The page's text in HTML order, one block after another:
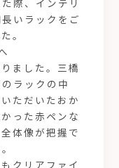
際、インテリ
いラックをご
。
ました。三橋
ラックの中
ただいたおか
った赤ペンな
体像が把握で
クリアファイ